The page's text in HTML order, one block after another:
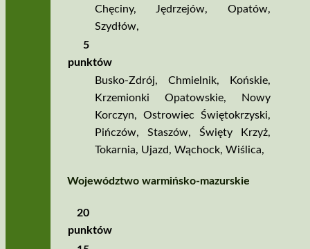
Chęciny,Jędrzejów, Opatów,
Szydłów,
5
punktów
Busko­‑Zdrój, Chmielnik, Końskie,
Krzemionki Opatowskie,
Nowy
Korczyn, Ostrowiec Świętokrzyski,
Pińczów, Staszów, Święty Krzyż,
Tokarnia, Ujazd, Wąchock, Wiślica,
Województwo warmińsko­‑mazurskie
20
punktów